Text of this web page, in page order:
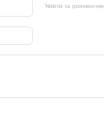
Увійти за допомогою